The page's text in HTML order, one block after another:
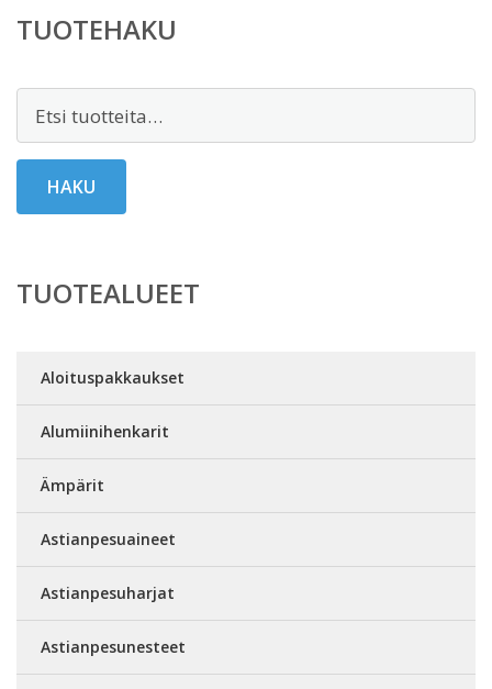
TUOTEHAKU
HAKU
TUOTEALUEET
Aloituspakkaukset
Alumiinihenkarit
Ämpärit
Astianpesuaineet
Astianpesuharjat
Astianpesunesteet